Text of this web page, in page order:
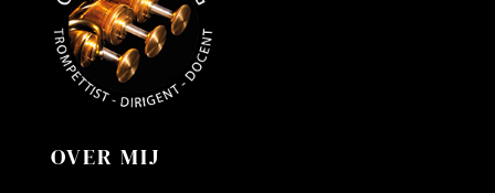
OVER MIJ